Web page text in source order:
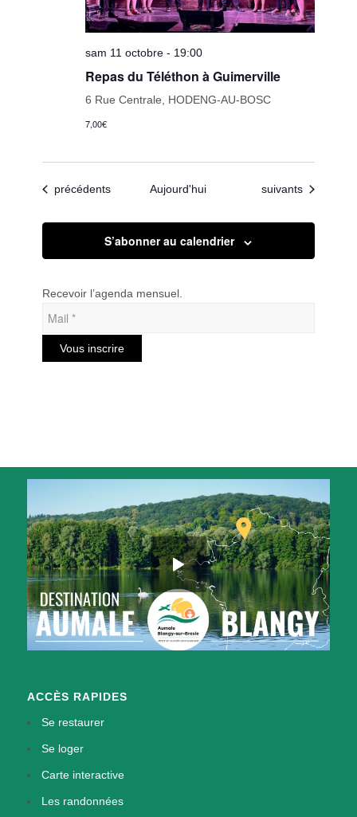
sam 11 octobre - 19:00
Repas du Téléthon à Guimerville
6 Rue Centrale, HODENG-AU-BOSC
7,00€
Évènements
précédents Aujourd'hui Évènements
suivants
S’abonner au calendrier
Recevoir l’agenda mensuel.
ACCÈS RAPIDES
Se restaurer
Se loger
Carte interactive
Les randonnées